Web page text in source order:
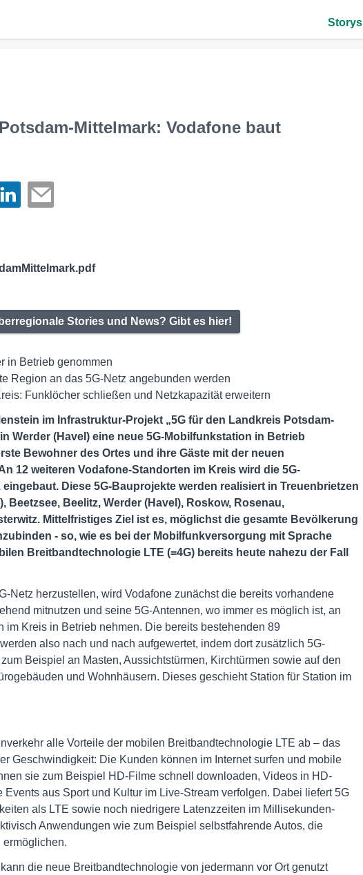
Storys
Mittelmark: Vodafone baut
Stories und News? Gibt es hier!
in Betrieb genommen
Region an das 5G-Netz angebunden werden
Funklöcher schließen und Netzkapazität erweitern
im Infrastruktur-Projekt „5G für den Landkreis Potsdam-
Werder (Havel) eine neue 5G-Mobilfunkstation in Betrieb
Bewohner des Ortes und ihre Gäste mit der neuen
12 weiteren Vodafone-Standorten im Kreis wird die 5G-
Diese 5G-Bauprojekte werden realisiert in Treuenbrietzen
Beetzsee, Beelitz, Werder (Havel), Roskow, Rosenau,
Mittelfristiges Ziel ist es, möglichst die gesamte Bevölkerung
- so, wie es bei der Mobilfunkversorgung mit Sprache
Breitbandtechnologie LTE (=4G) bereits heute nahezu der Fall
Netz herzustellen, wird Vodafone zunächst die bereits vorhandene
mitnutzen und seine 5G-Antennen, wo immer es möglich ist, an
im Kreis in Betrieb nehmen. Die bereits bestehenden 89
also nach und nach aufgewertet, indem dort zusätzlich 5G-
Beispiel an Masten, Aussichtstürmen, Kirchtürmen sowie auf den
und Wohnhäusern. Dieses geschieht Station für Station im
alle Vorteile der mobilen Breitbandtechnologie LTE ab – das
Geschwindigkeit: Die Kunden können im Internet surfen und mobile
sie zum Beispiel HD-Filme schnell downloaden, Videos in HD-
aus Sport und Kultur im Live-Stream verfolgen. Dabei liefert 5G
als LTE sowie noch niedrigere Latenzzeiten im Millisekunden-
Anwendungen wie zum Beispiel selbstfahrende Autos, die
ermöglichen.
die neue Breitbandtechnologie von jedermann vor Ort genutzt